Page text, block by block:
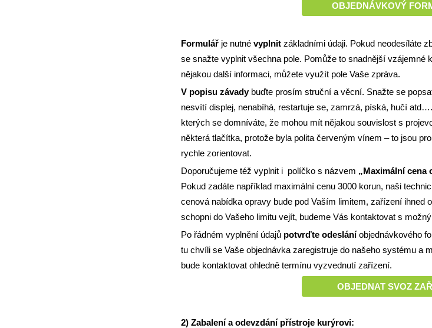
OBJEDNÁVKOVÝ
Formulář je nutné vyplnit základními údaji. Pokud neodesíláte
se snažte vyplnit všechna pole. Pomůže to snadnější vzájemné
nějakou další informaci, můžete využít pole Vaše zpráva.
V popisu závadybuďte prosím struční a věcní. Snažte se
nesvítí displej, nenabíhá, restartuje se, zamrzá, píská, hučí
kterých se domníváte, že mohou mít nějakou souvislost s
některá tlačítka, protože byla polita červeným vínem – to jsou
rychle zorientovat.
Doporučujeme též vyplnit i políčko s názvem „Maximální cena
Pokud zadáte například maximální cenu 3000 korun, naši
cenová nabídka opravy bude pod Vaším limitem, zařízení ihned
schopni do Vašeho limitu vejít, budeme Vás kontaktovat s
Po řádném vyplnění údajůpotvrďte odeslání objednávkového
tu chvíli se Vaše objednávka zaregistruje do našeho systému a
bude kontaktovat ohledně termínu vyzvednutí zařízení.
OBJEDNAT SVOZ
2) Zabalení a odevzdání přístroje kurýrovi: